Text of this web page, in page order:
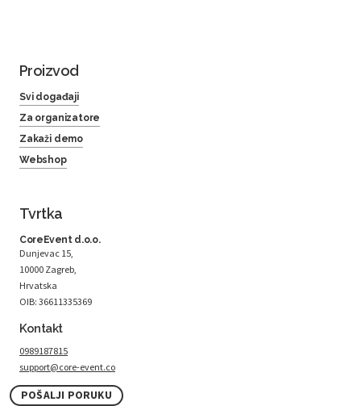
Proizvod
Svi događaji
Za organizatore
Zakaži demo
Webshop
Tvrtka
CoreEvent d.o.o.
Dunjevac 15,
10000 Zagreb,
Hrvatska
OIB: 36611335369
Kontakt
0989187815
support@core-event.co
POŠALJI PORUKU